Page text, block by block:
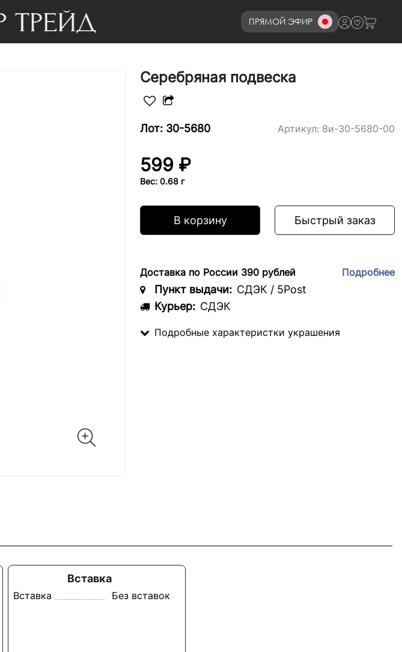
ПРЯМОЙ ЭФИР8 (800)777-72-69
Серебряная подвеска
Лот: 30-5680 Артикул: 8и-30-5680-00
599 ₽
Вес: 0.68 г
В корзину Быстрый заказ
Доставка по России 390 рублей Подробнее
Пункт выдачи: СДЭК / 5Post
Курьер: СДЭК
Подробные характеристки украшения
Вставка
Вставка Без вставок